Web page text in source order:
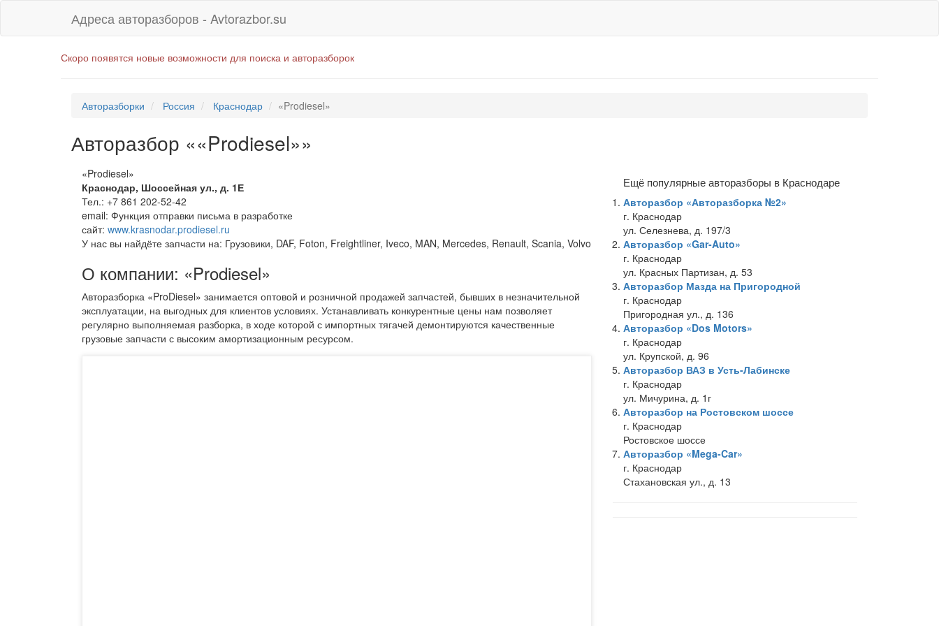
Адреса авторазборов - Avtorazbor.su
Скоро появятся новые возможности для поиска и авторазборок
Авторазборки Россия Краснодар «Prodiesel»
Авторазбор ««Prodiesel»»
«Prodiesel»
Краснодар, Шоссейная ул., д. 1Е
Тел.: +7 861 202-52-42
email: Функция отправки письма в разработке
сайт: www.krasnodar.prodiesel.ru
У нас вы найдёте запчасти на: Грузовики, DAF, Foton, Freightliner, Iveco, MAN, Mercedes, Renault, Scania, Volvo
О компании: «Prodiesel»
Авторазборка «ProDiesel» занимается оптовой и розничной продажей запчастей, бывших в незначительной
эксплуатации, на выгодных для клиентов условиях. Устанавливать конкурентные цены нам позволяет
регулярно выполняемая разборка, в ходе которой с импортных тягачей демонтируются качественные
грузовые запчасти с высоким амортизационным ресурсом.
Ещё популярные авторазборы в Краснодаре
Авторазбор «Авторазборка №2»
г. Краснодар
ул. Селезнева, д. 197/3
Авторазбор «Gar-Auto»
г. Краснодар
ул. Красных Партизан, д. 53
Авторазбор Мазда на Пригородной
г. Краснодар
Пригородная ул., д. 136
Авторазбор «Dos Motors»
г. Краснодар
ул. Крупской, д. 96
Авторазбор ВАЗ в Усть-Лабинске
г. Краснодар
ул. Мичурина, д. 1г
Авторазбор на Ростовском шоссе
г. Краснодар
Ростовское шоссе
Авторазбор «Mega-Car»
г. Краснодар
Стахановская ул., д. 13